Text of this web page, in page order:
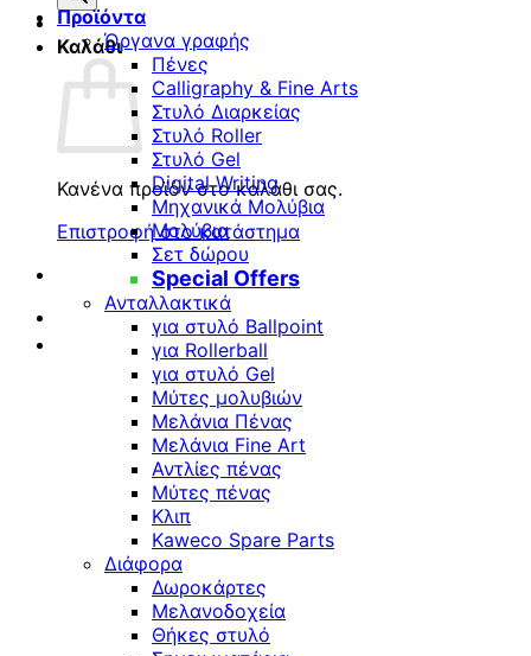
Καλάθι
Κανένα προϊόν στο καλάθι σας.
Επιστροφή στο κατάστημα
Προϊόντα
Όργανα γραφής
Πένες
Calligraphy & Fine Arts
Στυλό Διαρκείας
Στυλό Roller
Στυλό Gel
Digital Writing
Μηχανικά Μολύβια
Μολύβια
Σετ δώρου
Special Offers
Ανταλλακτικά
για στυλό Ballpoint
για Rollerball
για στυλό Gel
Μύτες μολυβιών
Μελάνια Πένας
Μελάνια Fine Art
Αντλίες πένας
Μύτες πένας
Κλιπ
Kaweco Spare Parts
Διάφορα
Δωροκάρτες
Μελανοδοχεία
Θήκες στυλό